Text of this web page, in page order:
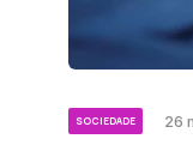
SOCIEDADE 26